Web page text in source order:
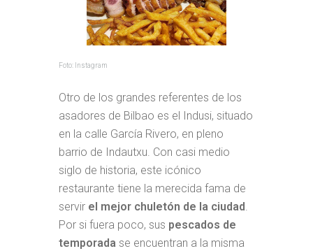
Foto: Instagram
Otro de los grandes referentes de los
asadores de Bilbao es el Indusi, situado
en la calle García Rivero, en pleno
barrio de Indautxu. Con casi medio
siglo de historia, este icónico
restaurante tiene la merecida fama de
servir el mejor chuletón de la ciudad.
Por si fuera poco, sus pescados de
temporada se encuentran a la misma